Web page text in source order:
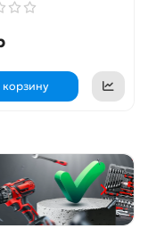
корзину